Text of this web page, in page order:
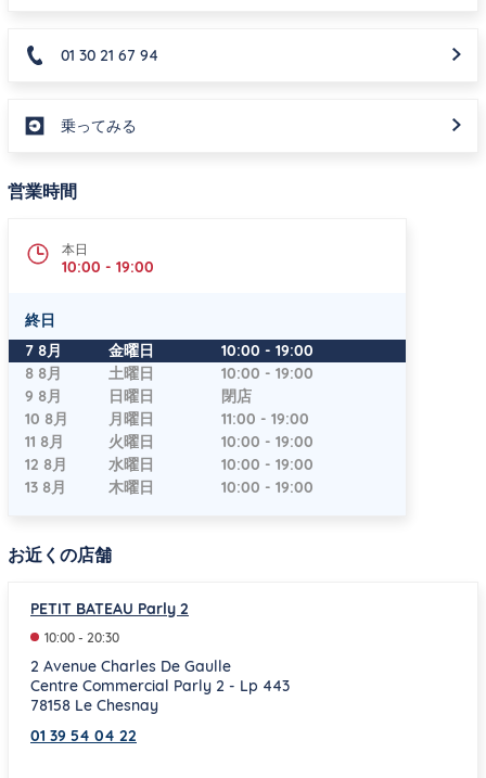
01 30 21 67 94
乗ってみる
営業時間
本日
10:00 - 19:00
終日
曜日 時間
7 8月 金曜日 10:00 - 19:00
8 8月
土曜日 10:00 - 19:00
9 8月
日曜日
閉店
10 8月
月曜日 11:00 - 19:00
11 8月
火曜日 10:00 - 19:00
12 8月
水曜日 10:00 - 19:00
13 8月
木曜日 10:00 - 19:00
お近くの店舗
PETIT BATEAU Parly 2
10:00 - 20:30
2 Avenue Charles De Gaulle
Centre Commercial Parly 2 - Lp 443
78158 Le Chesnay
01 39 54 04 22